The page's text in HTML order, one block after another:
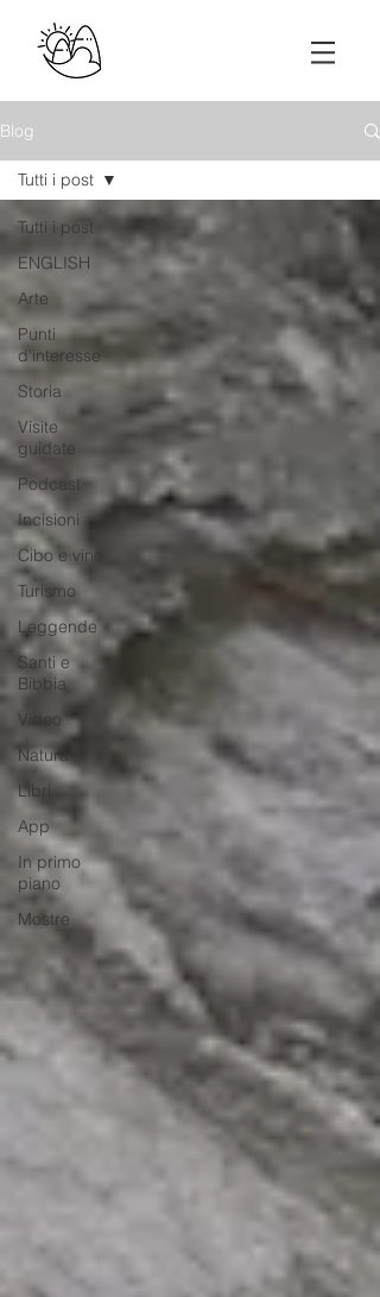
Blog
Tutti i post
ENGLISH
Arte
Punti
d'interesse
Storia
Visite
guidate
Podcast
Incisioni
Cibo e vino
Turismo
Leggende
Santi e
Bibbia
Video
Natura
Libri
App
In primo
piano
Mostre
Tutti i post